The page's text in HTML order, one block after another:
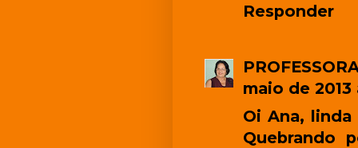
Responder
maio de 2013
Oi Ana, linda
Quebrando